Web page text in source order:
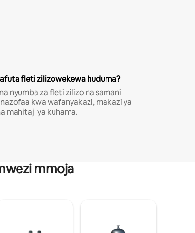
fleti zilizowekewa huduma?
nyumba za fleti zilizo na samani
kwa wafanyakazi, makazi ya
mahitaji ya kuhama.
mmoja